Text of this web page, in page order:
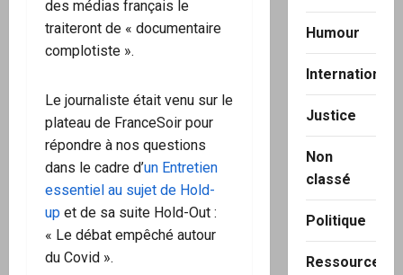
des médias français le
traiteront de « documentaire
complotiste ».
Le journaliste était venu sur le
plateau de FranceSoir pour
répondre à nos questions
dans le cadre d’un Entretien
essentiel au sujet de Hold-
up et de sa suite Hold-Out :
« Le débat empêché autour
du Covid ».
Humour
International
Justice
Non
classé
Politique
Ressource